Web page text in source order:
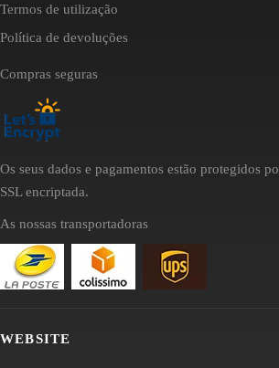
Termos de utilização
Política de devoluções
Compras seguras
Os seus dados e pagamentos estão protegidos
SSL encriptada.
As nossas transportadoras
WEBSITE